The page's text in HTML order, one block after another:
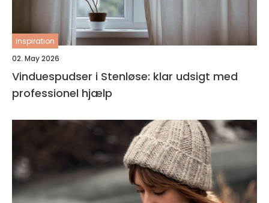
inspiration
02. May 2026
Vinduespudser i Stenløse: klar udsigt med
professionel hjælp